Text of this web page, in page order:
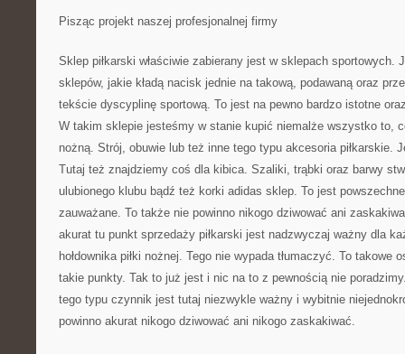
Pisząc projekt naszej profesjonalnej firmy
Sklep piłkarski właściwie zabierany jest w sklepach sportowych.
sklepów, jakie kładą nacisk jednie na takową, podawaną oraz
tekście dyscyplinę sportową. To jest na pewno bardzo istotne
W takim sklepie jesteśmy w stanie kupić niemalże wszystko to,
nożną. Strój, obuwie lub też inne tego typu akcesoria piłkarskie.
Tutaj też znajdziemy coś dla kibica. Szaliki, trąbki oraz barwy
ulubionego klubu bądź też korki adidas sklep. To jest
zauważane. To także nie powinno nikogo dziwować ani
akurat tu punkt sprzedaży piłkarski jest nadzwyczaj ważny dla
hołdownika piłki nożnej. Tego nie wypada tłumaczyć. To takowe
takie punkty. Tak to już jest i nic na to z pewnością nie
tego typu czynnik jest tutaj niezwykle ważny i wybitnie
powinno akurat nikogo dziwować ani nikogo zaskakiwać.